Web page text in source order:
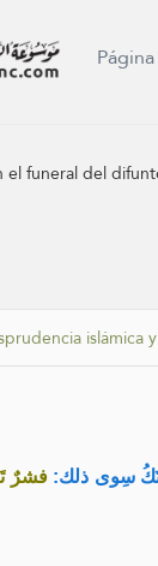
el funeral del
islámica
سِوى ذلك: فشرٌ